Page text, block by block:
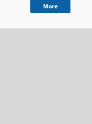
More